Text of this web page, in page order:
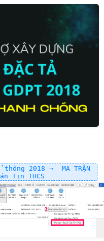
thông 2018 → MA TRẬN
Tin THCS